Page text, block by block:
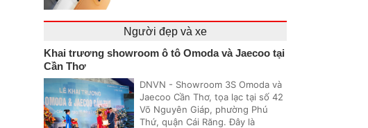
Người đẹp và xe
Khai trương showroom ô tô Omoda và Jaecoo tại
Cần Thơ
DNVN - Showroom 3S Omoda và
Jaecoo Cần Thơ, tọa lạc tại số 42
Võ Nguyên Giáp, phường Phú
Thứ, quận Cái Răng. Đây là